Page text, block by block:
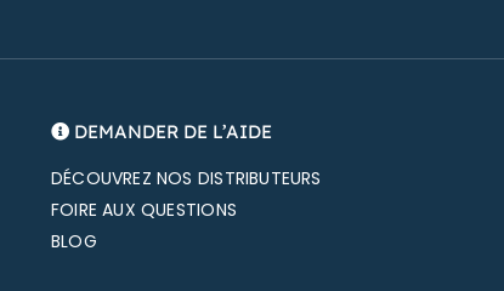
DEMANDER DE L’AIDE
DÉCOUVREZ NOS DISTRIBUTEURS
FOIRE AUX QUESTIONS
BLOG